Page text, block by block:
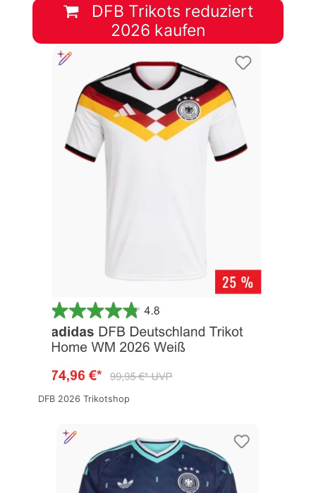
DFB Trikots reduziert
2026 kaufen
DFB 2026 Trikotshop